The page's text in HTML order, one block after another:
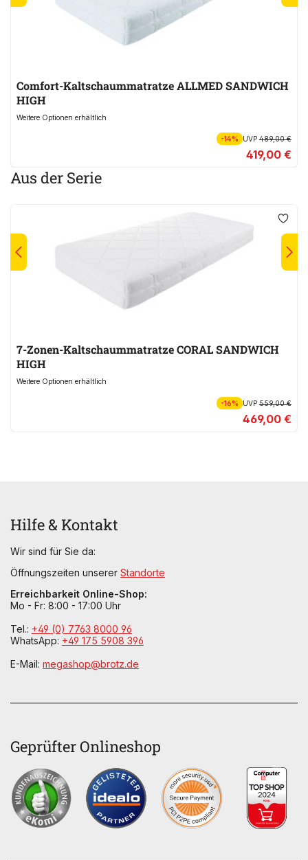
Comfort-Kaltschaummatratze ALLMED SANDWICH
HIGH
Weitere Optionen erhältlich
-14% UVP489,00 €
419,00 €
Aus der Serie
7-Zonen-Kaltschaummatratze CORAL SANDWICH
HIGH
Weitere Optionen erhältlich
-16% UVP559,00 €
469,00 €
Hilfe & Kontakt
Wir sind für Sie da:
Öffnungszeiten unserer Standorte
Erreichbarkeit Online-Shop:
Mo - Fr: 8:00 - 17:00 Uhr
Tel.: +49 (0) 7763 8000 96
WhatsApp: +49 175 5908 396
E-Mail: megashop@brotz.de
Geprüfter Onlineshop